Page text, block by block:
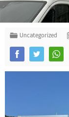
Uncategorized